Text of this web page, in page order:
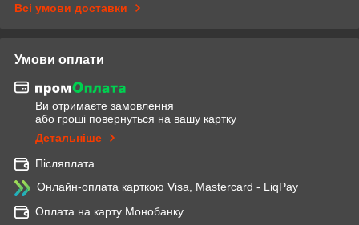
Всі умови доставки
Умови оплати
Ви отримаєте замовлення
або гроші повернуться на вашу картку
Детальніше
Післяплата
Онлайн-оплата карткою Visa, Mastercard - LiqPay
Оплата на карту Монобанку